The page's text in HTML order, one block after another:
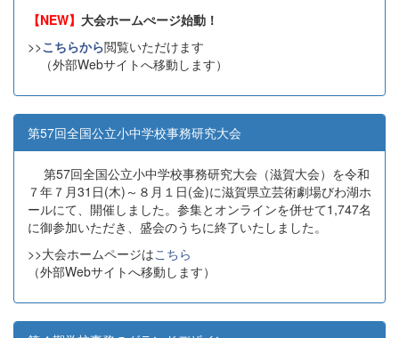
【NEW】 大会ホームぺージ始動！
>>こちらから閲覧いただけます
（外部Webサイトへ移動します）
第57回全国公立小中学校事務研究大会
第57回全国公立小中学校事務研究大会（滋賀大会）を令和
７年７月31日(木)～８月１日(金)に滋賀県立芸術劇場びわ湖ホ
ールにて、開催しました。参集とオンラインを併せて1,747名
に御参加いただき、盛会のうちに終了いたしました。
>>大会ホームページはこちら
（外部Webサイトへ移動します）